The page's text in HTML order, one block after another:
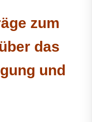
zum
das
und